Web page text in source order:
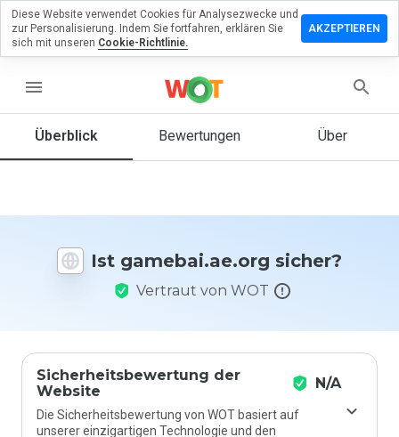
menu
Überblick Bewertungen Über
Ist gamebai.ae.org sicher?
Vertraut von WOT
Sicherheitsbewertung der
Website
N/A
Die Sicherheitsbewertung von WOT basiert auf
unserer einzigartigen Technologie und den
zu
Sie diese
auf einer
Skala von
Diese Website verwendet Cookies für Analysezwecke und
zur Personalisierung. Indem Sie fortfahren, erklären Sie
sich mit unseren Cookie-Richtlinie.
AKZEPTIEREN